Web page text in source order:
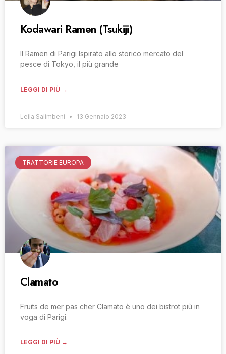
Kodawari Ramen (Tsukiji)
Il Ramen di Parigi Ispirato allo storico mercato del
pesce di Tokyo, il più grande
LEGGI DI PIÙ →
Leila Salimbeni 13 Gennaio 2023
TRATTORIE EUROPA
Clamato
Fruits de mer pas cher Clamato è uno dei bistrot più in
voga di Parigi.
LEGGI DI PIÙ →